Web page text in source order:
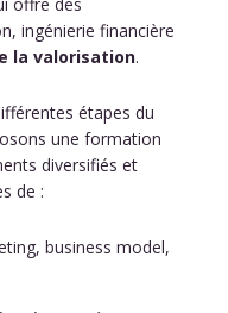
ingénierie financière
la valorisation.
étapes du
une formation
diversifiés et
de :
business model,